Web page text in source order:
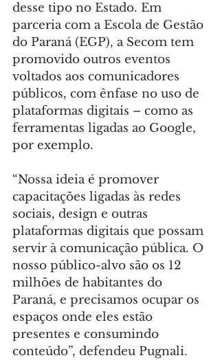
desse tipo no Estado. Em
parceria com a Escola de Gestão
do Paraná (EGP), a Secom tem
promovido outros eventos
voltados aos comunicadores
públicos, com ênfase no uso de
plataformas digitais – como as
ferramentas ligadas ao Google,
por exemplo.
“Nossa ideia é promover
capacitações ligadas às redes
sociais, design e outras
plataformas digitais que possam
servir à comunicação pública. O
nosso público-alvo são os 12
milhões de habitantes do
Paraná, e precisamos ocupar os
espaços onde eles estão
presentes e consumindo
conteúdo”, defendeu Pugnali.